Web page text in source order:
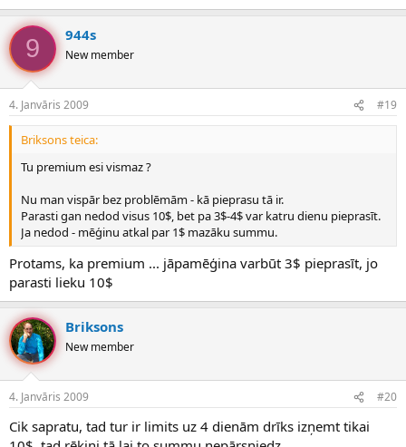
9 944s
New member
4. Janvāris 2009 #19
Briksons teica:
Tu premium esi vismaz ?
Nu man vispār bez problēmām - kā pieprasu tā ir.
Parasti gan nedod visus 10$, bet pa 3$-4$ var katru dienu pieprasīt.
Ja nedod - mēģinu atkal par 1$ mazāku summu.
Protams, ka premium ... jāpamēģina varbūt 3$ pieprasīt, jo
parasti lieku 10$
Briksons
New member
4. Janvāris 2009 #20
Cik sapratu, tad tur ir limits uz 4 dienām drīks izņemt tikai